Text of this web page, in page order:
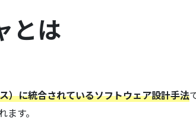
とは
）に統合されているソフトウェア設計手法
す。